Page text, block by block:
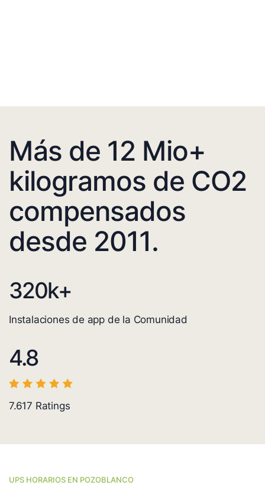
Más de 12 Mio+
kilogramos de CO2
compensados
desde 2011.
320k+
Instalaciones de app de la Comunidad
4.8
7.617 Ratings
UPS HORARIOS EN POZOBLANCO